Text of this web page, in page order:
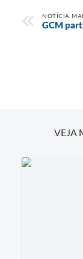
NOTÍCIA
GCM
VEJA